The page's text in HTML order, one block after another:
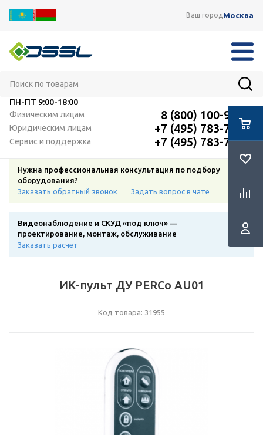
Ваш городМосква
ПН-ПТ 9:00-18:00
Физическим лицам
8 (800) 100-91-12
Юридическим лицам +7 (495) 783-72-87
Сервис и поддержка +7 (495) 783-72-87
Нужна профессиональная консультация по подбору
оборудования?
Заказать обратный звонок
Задать вопрос в чате
Видеонаблюдение и СКУД «под ключ» —
проектирование, монтаж, обслуживание
Заказать расчет
ИК-пульт ДУ PERCo AU01
Код товара: 31955